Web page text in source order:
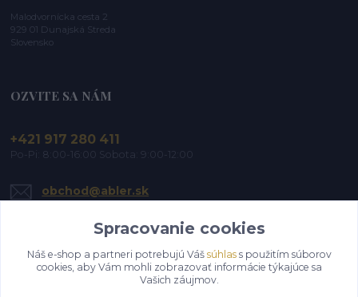
Malodvornícka cesta 2
929 01 Dunajská Streda
Slovensko
OZVITE SA NÁM
+421 917 280 411
Po-Pi: 8:00-16:00 Sobota: 9:00-12:00
obchod@abler.sk
Spracovanie cookies
Náš e-shop a partneri potrebujú Váš súhlass použitím súborov
cookies, aby Vám mohli zobrazovať informácie týkajúce sa
Vašich záujmov.